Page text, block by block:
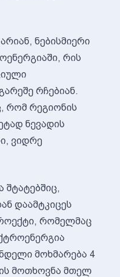
ნებისმიერი
რის
რჩებიან.
რომ რეგიონის
ნევადის
ვიდრე
შტატებშიც,
დაამტკიცეს
რომელმაც
მოხმარება 4
მოთხოვნა მთელ